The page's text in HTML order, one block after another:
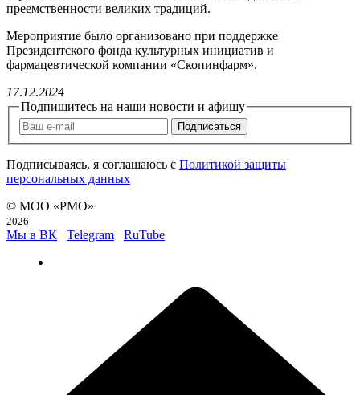
преемственности великих традиций.
Мероприятие было организовано при поддержке
Президентского фонда культурных инициатив и
фармацевтической компании «Скопинфарм».
17.12.2024
Подпишитесь на наши новости и афишу
Подписаться
Подписываясь, я соглашаюсь c Политикой защиты
персональных данных
© МОО «РМО»
2026
Мы в ВК Telegram RuTube